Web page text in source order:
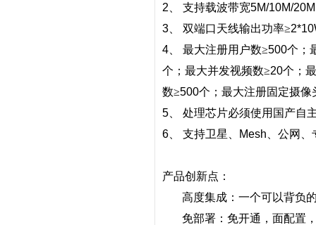
2
支持载波带宽5M/10M/
3
双端口天线输出功率≥
4
最大注册用户数≥500个；
个；最大并发视频数≥20个；
数≥500个；最大注册固定摄像
5
处理芯片必须使用国产自
6
支持卫星、 Mesh 、公网
产品创新点：
高度集成：一个可以背负
免部署：免开通，面配置